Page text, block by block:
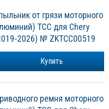
от грязи моторного
ТСС для Chery
2026) № ZKTCC00519
Купить
ремня моторного